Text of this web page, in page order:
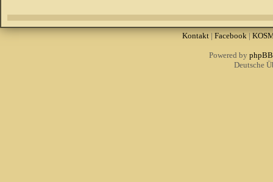
Kontakt| Facebook|
Powered by phpBB
Deutsche